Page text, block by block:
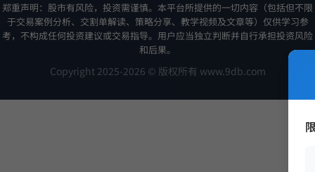
郑重声明：股市有风险，投资需谨慎。本平台所提供的一切内容（包括但不限
于交易案例分析、交割单解读、策略分享、教学视频及文章等）仅供学习参
考，不构成任何投资建议或交易指导。用户应当独立判断并自行承担投资风险
和后果。
Copyright 2025-2026 © 版权所有 www.9db.com